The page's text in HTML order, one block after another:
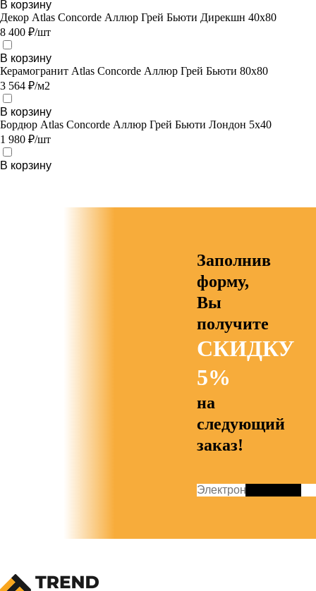
В корзину
Декор Atlas Concorde Аллюр Грей Бьюти Дирекшн 40x80
8 400 ₽/шт
В корзину
Керамогранит Atlas Concorde Аллюр Грей Бьюти 80х80
3 564 ₽/м2
В корзину
Бордюр Atlas Concorde Аллюр Грей Бьюти Лондон 5х40
1 980 ₽/шт
В корзину
Заполнив
форму,
Вы
получите
СКИДКУ
5%
на
следующий
заказ!